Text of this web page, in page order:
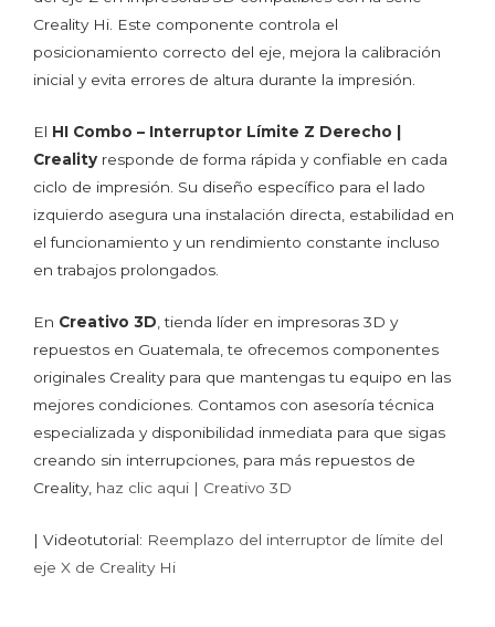
Creality Hi. Este componente controla el
posicionamiento correcto del eje, mejora la calibración
inicial y evita errores de altura durante la impresión.
El HI Combo – Interruptor Límite Z Derecho |
Creality responde de forma rápida y confiable en cada
ciclo de impresión. Su diseño específico para el lado
izquierdo asegura una instalación directa, estabilidad en
el funcionamiento y un rendimiento constante incluso
en trabajos prolongados.
En Creativo 3D , tienda líder en impresoras 3D y
repuestos en Guatemala, te ofrecemos componentes
originales Creality para que mantengas tu equipo en las
mejores condiciones. Contamos con asesoría técnica
especializada y disponibilidad inmediata para que sigas
creando sin interrupciones, para más repuestos de
Creality, haz clic aqui | Creativo 3D
| Videotutorial: Reemplazo del interruptor de límite del
eje X de Creality Hi